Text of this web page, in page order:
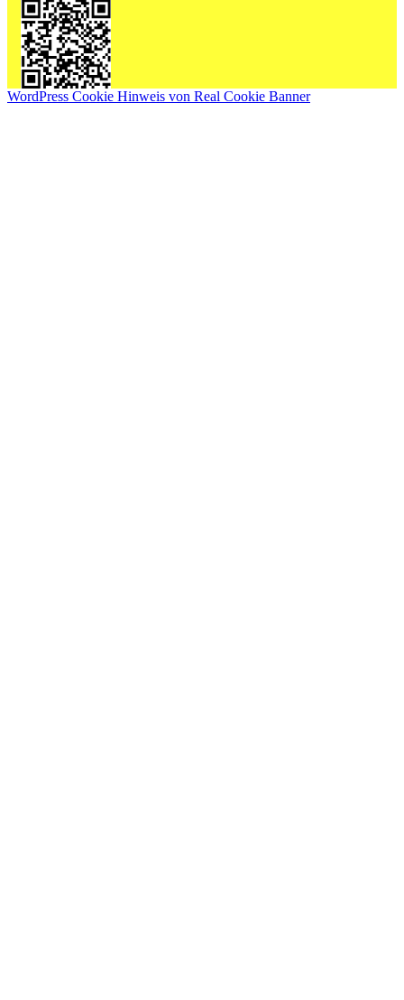
WordPress Cookie Hinweis von Real Cookie Banner